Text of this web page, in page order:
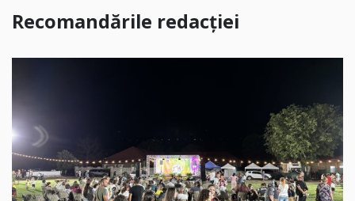
Recomandările redacției